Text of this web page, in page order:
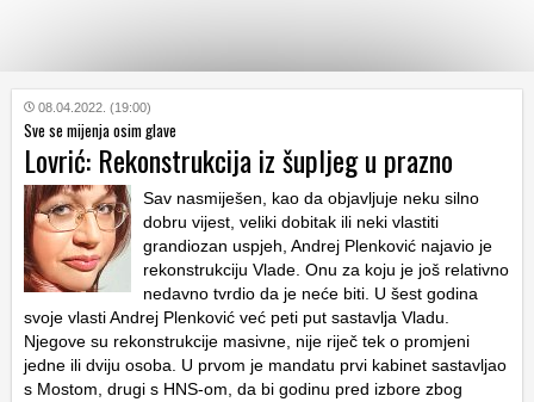
KATEGORIJE
HRVATSKI
WEB
08.04.2022. (19:00)
Sve se mijenja osim glave
Lovrić: Rekonstrukcija iz šupljeg u prazno
Sav nasmiješen, kao da objavljuje neku silno
dobru vijest, veliki dobitak ili neki vlastiti
grandiozan uspjeh, Andrej Plenković najavio je
rekonstrukciju Vlade. Onu za koju je još relativno
nedavno tvrdio da je neće biti. U šest godina
svoje vlasti Andrej Plenković već peti put sastavlja Vladu.
Njegove su rekonstrukcije masivne, nije riječ tek o promjeni
jedne ili dviju osoba. U prvom je mandatu prvi kabinet sastavljao
s Mostom, drugi s HNS-om, da bi godinu pred izbore zbog